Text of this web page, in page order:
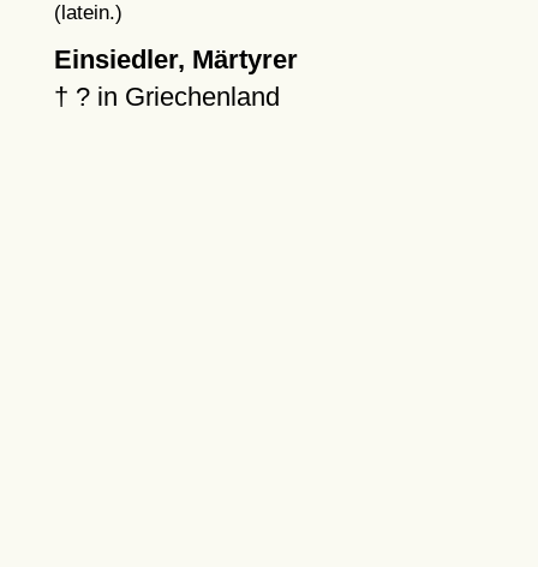
(latein.)
Einsiedler, Märtyrer
† ?in Griechenland